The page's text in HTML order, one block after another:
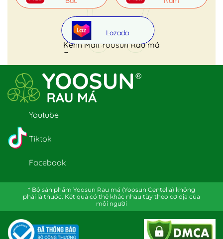
Kênh Mall Yoosun Rau má
Lazada
Youtube
Tiktok
Facebook
* Bộ sản phẩm Yoosun Rau má (Yoosun Centella) không
phải là thuốc. Kết quả có thể khác nhau tùy theo cơ địa của
mỗi người